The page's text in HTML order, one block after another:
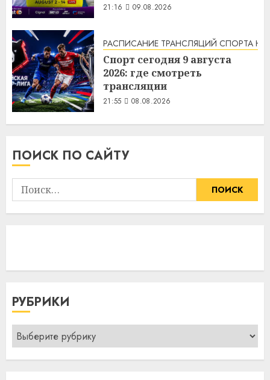
21:16 09.08.2026
РАСПИСАНИЕ ТРАНСЛЯЦИЙ СПОРТА НА
Спорт сегодня 9 августа
2026: где смотреть
трансляции
21:55 08.08.2026
ПОИСК ПО САЙТУ
Найти:
РУБРИКИ
Рубрики